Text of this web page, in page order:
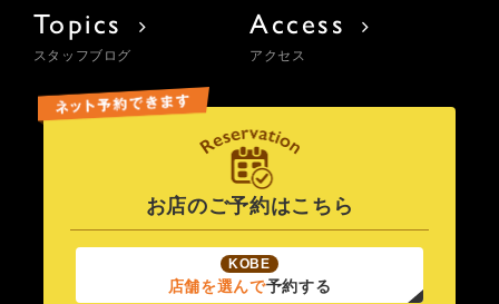
Topics
スタッフブログ
Access
アクセス
お店のご予約はこちら
KOBE
店舗を選んで予約する